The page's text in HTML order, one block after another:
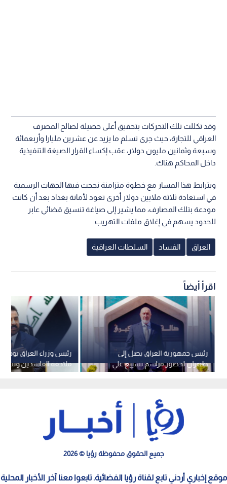
وقد تكللت تلك التحركات بتحقيق أعلى حصيلة لصالح المصرف
العراقي للتجارة، حيث جرى تسلم ما يزيد عن عشرين مليارا وأربعمائة
وسبعة وثمانين مليون دولار، عقب إكساء القرار الصيغة التنفيذية
داخل المحاكم هناك.
ويترابط هذا المسار مع خطوة متزامنة نجحت فيها الجهات الرسمية
في استعادة ثلاثة ملايين دولار أخرى تعود لأمانة بغداد بعد أن كانت
مودعة بتلك المصارف، مما يشير إلى صياغة تنسيق قضائي عابر
للحدود يسهم في إغلاق ملفات التهريب.
العراق الفساد السلطات العراقية
اقرأ أيضاً
رئيس وزراء العراق يوجه
ملاحقة الفاسدين
التعدي على المال العام
رئيس جمهورية العراق يصل إلى
طهران لحضور مراسم تشييع علي
خامنئي
جميع الحقوق محفوظة رؤيا © 2026
موقع إخباري أردني تابع لقناة رؤيا الفضائية. تابعوا معنا آخر الأخبار المحلية